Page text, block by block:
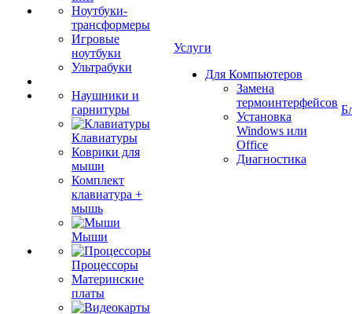
Ноутбуки-
трансформеры
Игровые
ноутбуки
Ультрабуки
Наушники и
гарнитуры
Клавиатуры
Коврики для
мыши
Комплект
клавиатура +
мышь
Мыши
Процессоры
Материнские
платы
Услуги
Для Компьютеров
Замена
термоинтерфейсов
Установка
Windows или
Office
Диагностика